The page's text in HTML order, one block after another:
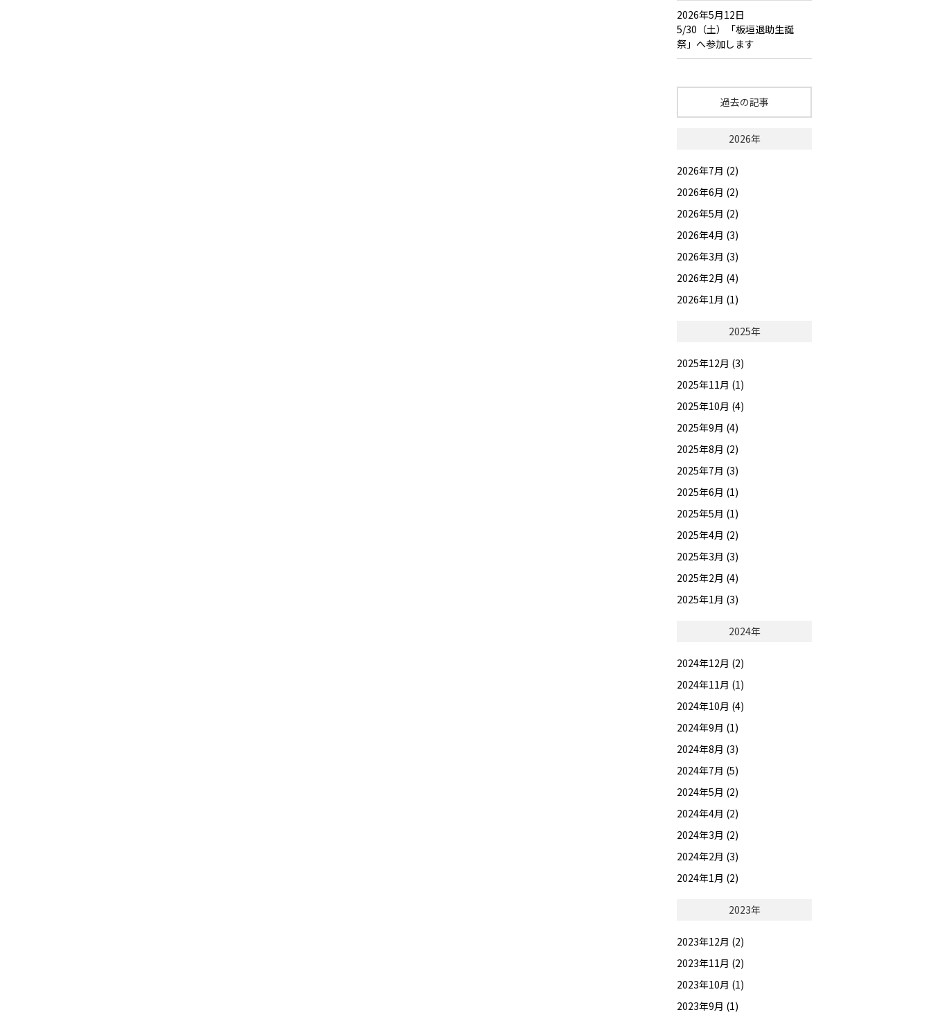
2026年5月12日
5/30（土）「板垣退助生誕
祭」へ参加します
過去の記事
2026年
2026年7月 (2)
2026年6月 (2)
2026年5月 (2)
2026年4月 (3)
2026年3月 (3)
2026年2月 (4)
2026年1月 (1)
2025年
2025年12月 (3)
2025年11月 (1)
2025年10月 (4)
2025年9月 (4)
2025年8月 (2)
2025年7月 (3)
2025年6月 (1)
2025年5月 (1)
2025年4月 (2)
2025年3月 (3)
2025年2月 (4)
2025年1月 (3)
2024年
2024年12月 (2)
2024年11月 (1)
2024年10月 (4)
2024年9月 (1)
2024年8月 (3)
2024年7月 (5)
2024年5月 (2)
2024年4月 (2)
2024年3月 (2)
2024年2月 (3)
2024年1月 (2)
2023年
2023年12月 (2)
2023年11月 (2)
2023年10月 (1)
2023年9月 (1)